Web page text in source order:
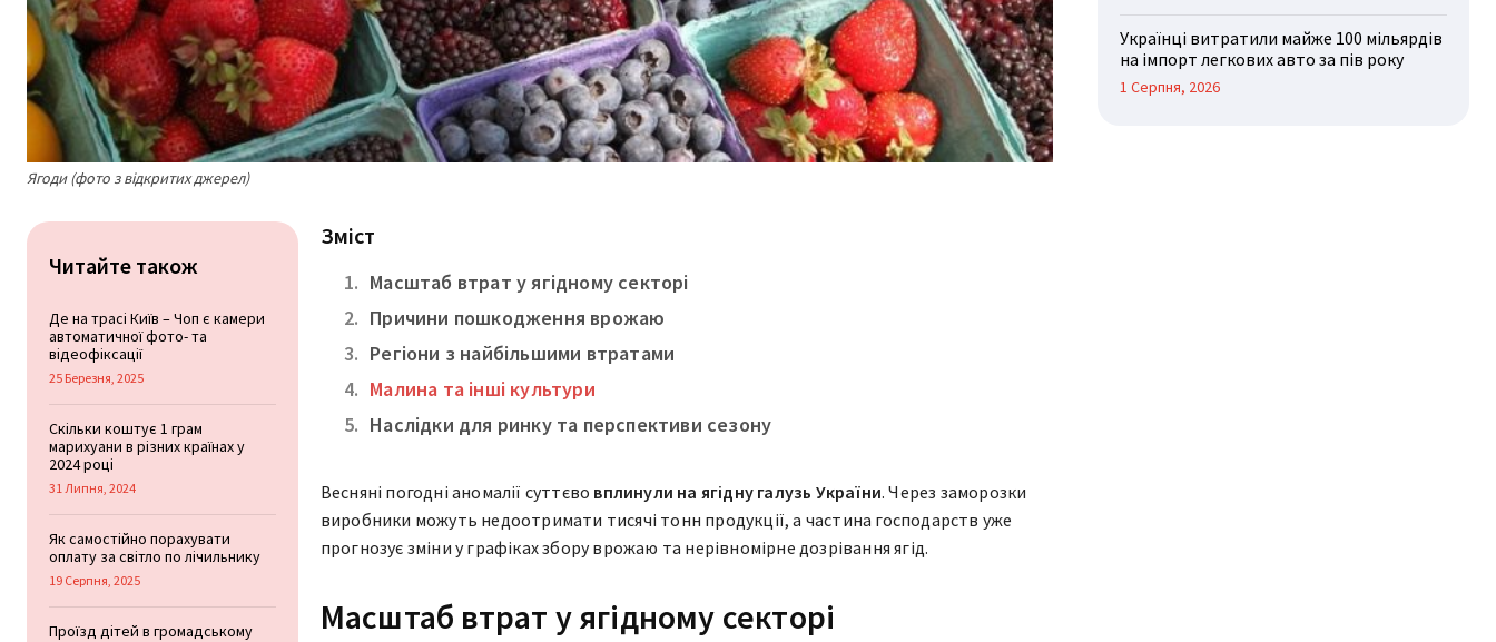
Ягоди (фото з відкритих джерел)
Читайте також
Де на трасі Київ – Чоп є камери
автоматичної фото- та
відеофіксації
25 Березня, 2025
Скільки коштує 1 грам
марихуани в різних країнах у
2024 році
31 Липня, 2024
Як самостійно порахувати
оплату за світло по лічильнику
19 Серпня, 2025
Проїзд дітей в громадському
Зміст
Масштаб втрат у ягідному секторі
Причини пошкодження врожаю
Регіони з найбільшими втратами
Малина та інші культури
Наслідки для ринку та перспективи сезону
Весняні погодні аномалії суттєво вплинули на ягідну галузь України. Через заморозки
виробники можуть недоотримати тисячі тонн продукції, а частина господарств уже
прогнозує зміни у графіках збору врожаю та нерівномірне дозрівання ягід.
Масштаб втрат у ягідному секторі
Українці витратили майже 100 мільярдів
на імпорт легкових авто за пів року
1 Серпня, 2026